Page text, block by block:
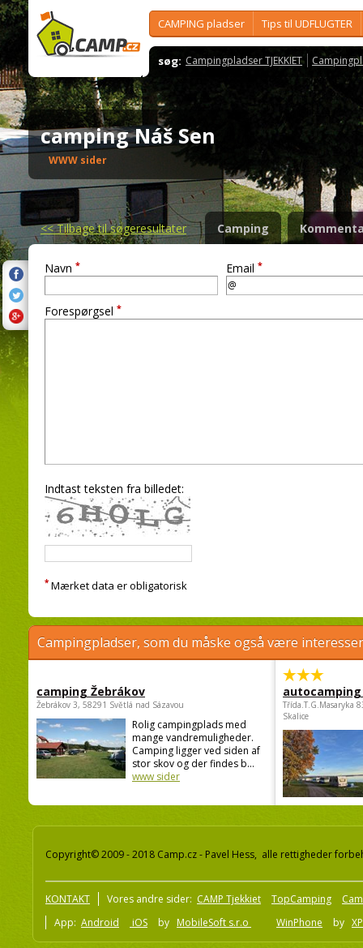
CAMPING pladser Tips til UDFLUGTER
søg: Campingpladser TJEKKIET
camping Náš Sen
WWW sider
<<Tilbage til søgeresultater Camping
Navn * Email *
Forespørgsel *
Indtast teksten fra billedet:
* Mærket data er obligatorisk
Campingpladser, som du måske også være
camping Žebrákov
Žebrákov 3, 58291 Světlá nad Sázavou
Rolig campingplads med
mange vandremuligheder.
Camping ligger ved siden af
stor skov og der findes b...
www sider
autocamping
Třída.T.G.Masaryka
Skalice
Copyright© 2009 - 2018 Camp.cz - Pavel Hess, alle rettigheder
KONTAKT Vores andre sider: CAMP Tjekkiet TopCamping
App: Android iOS by MobileSoft s.r.o WinPhone by